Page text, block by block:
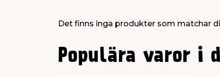
Det finns inga produkter som matchar
Populära varor i